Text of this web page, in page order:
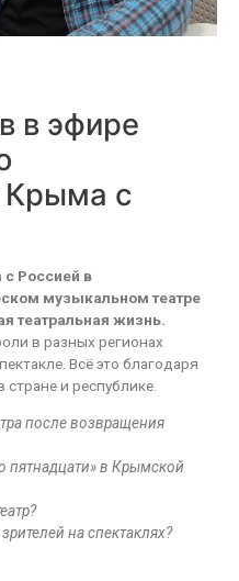
в эфире
Крыма с
Россией в
музыкальном театре
театральная жизнь.
в разных регионах
Всё это благодаря
и республике.
после возвращения
пятнадцати» в Крымской
на спектаклях?